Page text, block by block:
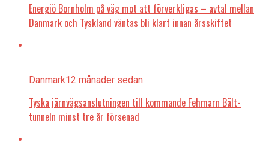
Energiö Bornholm på väg mot att förverkligas – avtal mellan
Danmark och Tyskland väntas bli klart innan årsskiftet
Danmark12 månader sedan
Tyska järnvägsanslutningen till kommande Fehmarn Bält-
tunneln minst tre år försenad